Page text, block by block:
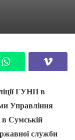
ГУНП в
Управління
в Сумській
служби